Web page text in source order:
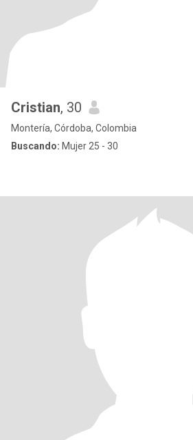
Cristian, 30
Montería, Córdoba, Colombia
Buscando: Mujer 25 - 30